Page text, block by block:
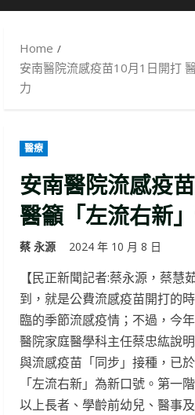
Home
安南醫院流感疫苗10月1日開打
力
醫療
安南醫院流感疫
醫籲「左流右新
蔡 永源 2024 年 10 月 8 日
【民正新聞記者:蔡永源，蔡
到，就是公費流感疫苗開打的
臨的季節流感疫情；不過，今
醫院家庭醫學科主任蔡忠紘說
與流感疫苗「同步」接種，已
「左流右新」為新口號。第一
以上長者、學齡前幼兒、醫事